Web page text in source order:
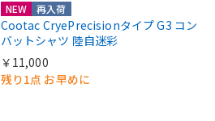
NEW 再入荷
Cootac CryePrecisionタイプ G3 コン
バットシャツ 陸自迷彩
￥11,000
残り1点 お早めに